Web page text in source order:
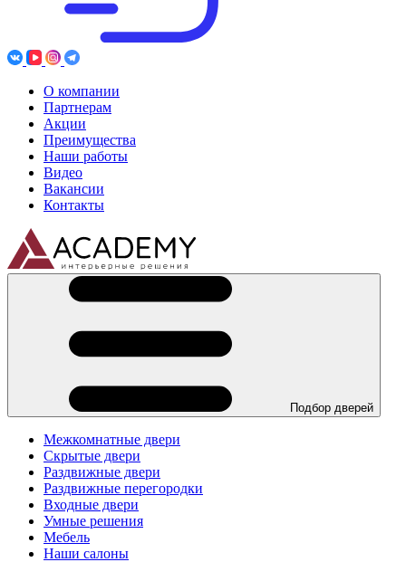
О компании
Партнерам
Акции
Преимущества
Наши работы
Видео
Вакансии
Контакты
Подбор дверей
Межкомнатные двери
Скрытые двери
Раздвижные двери
Раздвижные перегородки
Входные двери
Умные решения
Мебель
Наши салоны